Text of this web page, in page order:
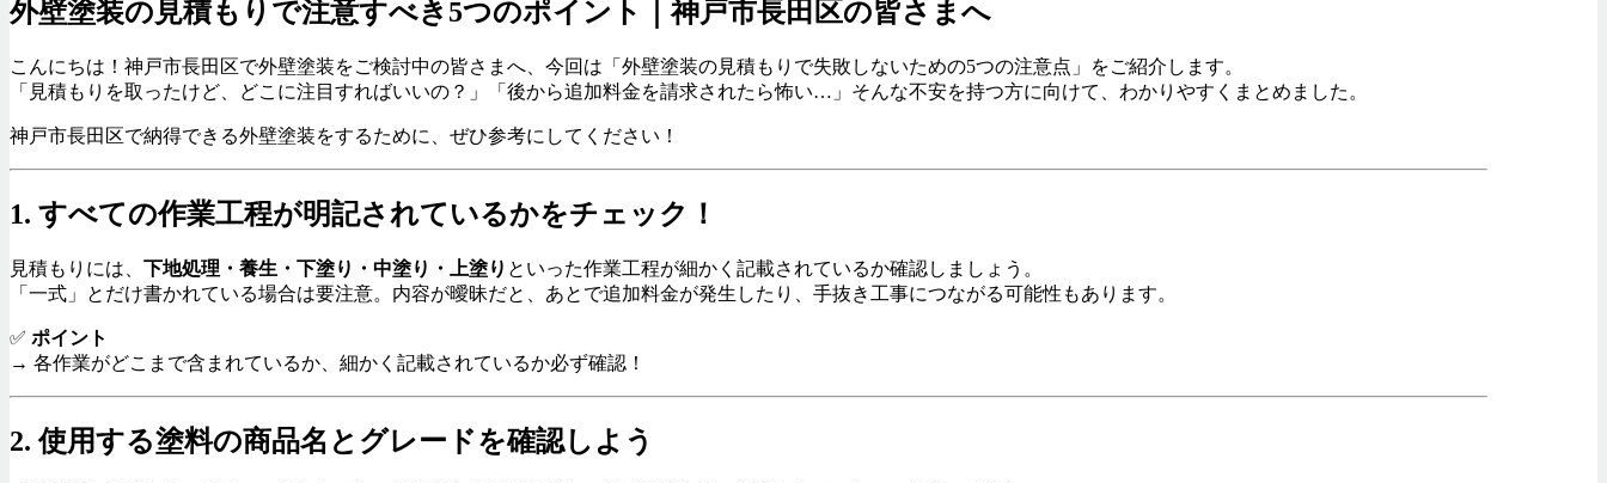
外壁塗装の見積もりで注意すべき5つのポイント｜神戸市長田区の皆さまへ
こんにちは！神戸市長田区で外壁塗装をご検討中の皆さまへ、今回は「外壁塗装の見積もりで失敗しないための5つの注意点」をご紹介します。
「見積もりを取ったけど、どこに注目すればいいの？」「後から追加料金を請求されたら怖い…」そんな不安を持つ方に向けて、わかりやすくまとめました。
神戸市長田区で納得できる外壁塗装をするために、ぜひ参考にしてください！
1. すべての作業工程が明記されているかをチェック！
見積もりには、 下地処理・養生・下塗り・中塗り・上塗り といった作業工程が細かく記載されているか確認しましょう。
「一式」とだけ書かれている場合は要注意。内容が曖昧だと、あとで追加料金が発生したり、手抜き工事につながる可能性もあります。
✅ ポイント
→ 各作業がどこまで含まれているか、細かく記載されているか必ず確認！
2. 使用する塗料の商品名とグレードを確認しよう